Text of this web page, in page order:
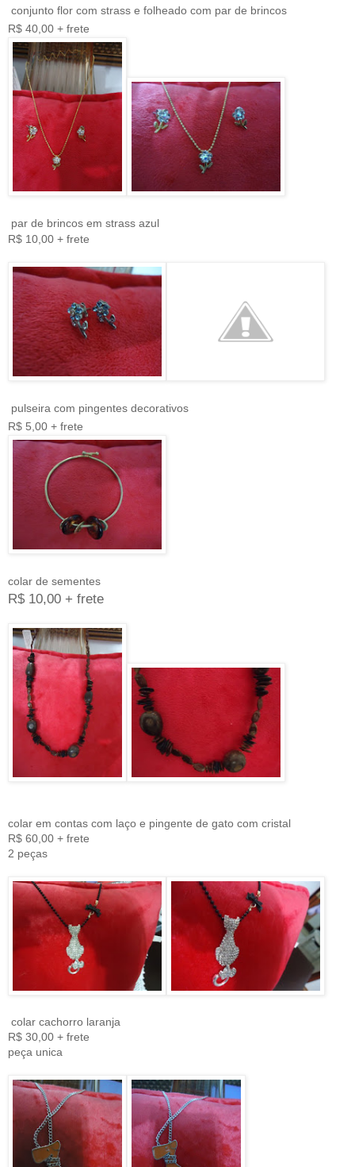
conjunto flor com strass e folheado com par de brincos
R$ 40,00 + frete
par de brincos em strass azul
R$ 10,00 + frete
pulseira com pingentes decorativos
R$ 5,00 + frete
colar de sementes
R$ 10,00 + frete
colar em contas com laço e pingente de gato com cristal
R$ 60,00 + frete
2 peças
colar cachorro laranja
R$ 30,00 + frete
peça unica